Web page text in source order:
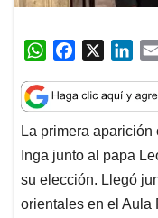
W
a
t
s
A
p
p
c
e
b
o
o
k
n
k
e
d
I
n
La primera
Inga junto al papa
su elección. Llegó
orientales en el Aula